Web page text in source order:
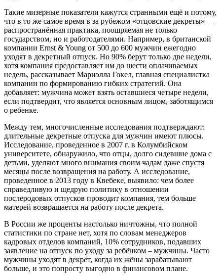
Такие мизерные показатели кажутся странными ещё и потому,
что в то же самое время в за рубежом «отцовские декреты» —
распространённая практика, поощряемая не только
государством, но и работодателями. Например, в британской
компании Ernst & Young от 500 до 600 мужчин ежегодно
уходят в декретный отпуск. Но 90% берут только две недели,
хотя компания предоставляет им до шести оплачиваемых
недель, рассказывает Мариэлла Гокел, главная специалистка
компании по формированию гибких стратегий. Она
добавляет: мужчина может взять оставшиеся четыре недели,
если подтвердит, что является основным лицом, заботящимся
о ребенке.
Между тем, многочисленные исследования подтверждают:
длительные декретные отпуска для мужчин имеют плюсы.
Исследование, проведенное в 2007 г. в Колумбийском
университете, обнаружило, что отцы, долго сидевшие дома с
детьми, уделяют много внимания своим чадам даже спустя
месяцы после возвращения на работу. А исследование,
проведенное в 2013 году в Квебеке, выявило: чем более
справедливую и щедрую политику в отношении
послеродовых отпусков проводит компания, тем больше
матерей возвращается на работу после декрета.
В России же проценты настолько ничтожны, что полной
статистики по стране нет, хотя по словам менеджеров
кадровых отделов компаний, 10% сотрудников, подавших
заявление на отпуск по уходу за ребёнком – мужчины. Часто
мужчины уходят в декрет, когда их жёны зарабатывают
больше, и это попросту выгодно в финансовом плане.